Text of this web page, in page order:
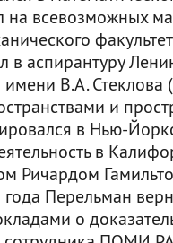
всевозможных
в аспирантуру
имени В.А.
и
в Нью-
в
Ричардом
Перельман
о